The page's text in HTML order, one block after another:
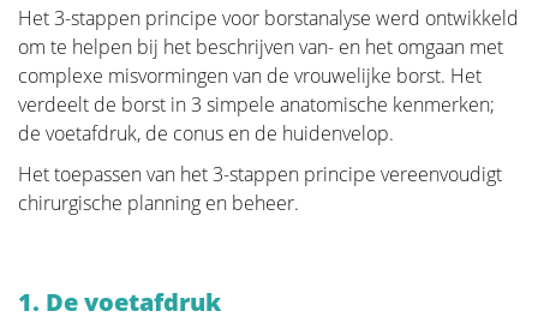
Anatomie en Fysiologie
Tumoren en Aandoeningen van de
Het 3-stappen principe voor borstanalyse werd ontwikkeld
om te helpen bij het beschrijven van- en het omgaan met
complexe misvormingen van de vrouwelijke borst. Het
verdeelt de borst in 3 simpele anatomische kenmerken;
de voetafdruk, de conus en de huidenvelop.
Het toepassen van het 3-stappen principe vereenvoudigt
chirurgische planning en beheer.
1. De voetafdruk